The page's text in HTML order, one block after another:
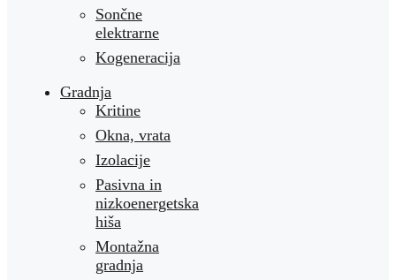
Sončne
elektrarne
Kogeneracija
Gradnja
Kritine
Okna, vrata
Izolacije
Pasivna in
nizkoenergetska
hiša
Montažna
gradnja